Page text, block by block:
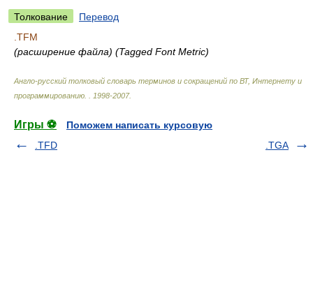
Толкование
Перевод
.TFM
(расширение файла) (Tagged Font Metric)
Англо-русский толковый словарь терминов и сокращений по ВТ, Интернету и
программированию.
1998-2007.
Игры ⚽
Поможем написать курсовую
.TFD
.TGA